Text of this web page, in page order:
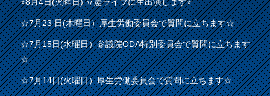
☆7月23 日(木曜日）厚生労働委員会で質問に立ちます☆
☆7月15日(水曜日）参議院ODA特別委員会で質問に立ちます
☆
☆7月14日(火曜日）厚生労働委員会で質問に立ちます☆